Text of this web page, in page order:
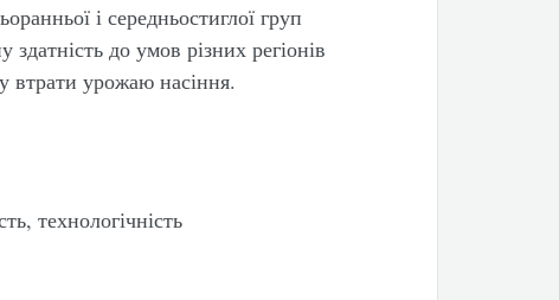
і середньостиглої груп
до умов різних регіонів
втрати урожаю насіння.
технологічність